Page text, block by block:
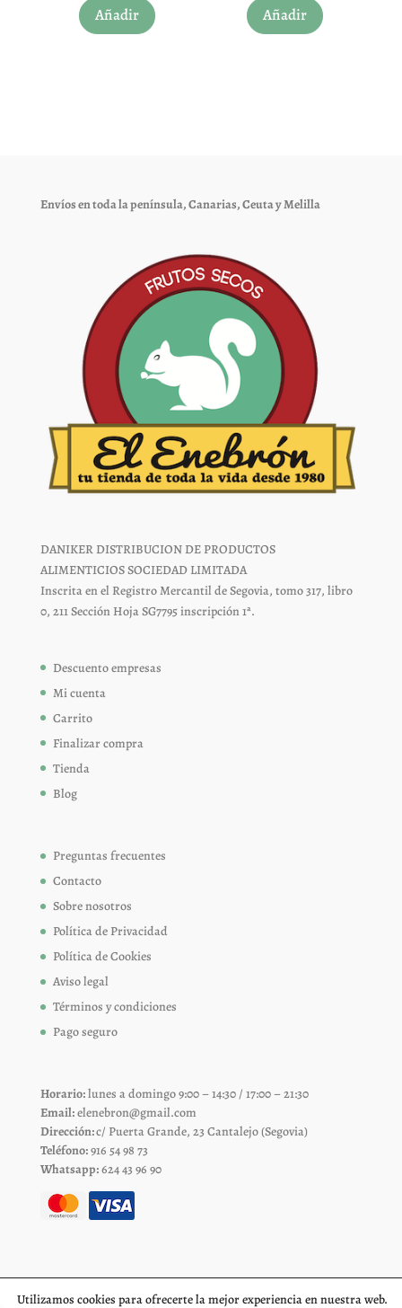
Añadir Añadir
Envíos en toda la península, Canarias, Ceuta y Melilla
DANIKER DISTRIBUCION DE PRODUCTOS
ALIMENTICIOS SOCIEDAD LIMITADA
Inscrita en el Registro Mercantil de Segovia, tomo 317, libro
0, 211 Sección Hoja SG7795 inscripción 1ª.
Descuento empresas
Mi cuenta
Carrito
Finalizar compra
Tienda
Blog
Preguntas frecuentes
Contacto
Sobre nosotros
Política de Privacidad
Política de Cookies
Aviso legal
Términos y condiciones
Pago seguro
Horario:lunes a domingo 9:00 – 14:30 / 17:00 – 21:30
Email:elenebron@gmail.com
Dirección:c/ Puerta Grande, 23 Cantalejo (Segovia)
Teléfono:916 54 98 73
Whatsapp:624 43 96 90
Utilizamos cookies para ofrecerte la mejor experiencia en nuestra web.